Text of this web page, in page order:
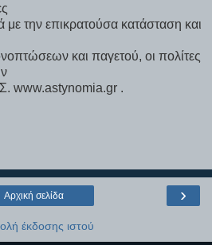
με την επικρατούσα κατάσταση και
και παγετού, οι πολίτες
www.astynomia.gr .
›
Αρχική σελίδα
έκδοσης ιστού